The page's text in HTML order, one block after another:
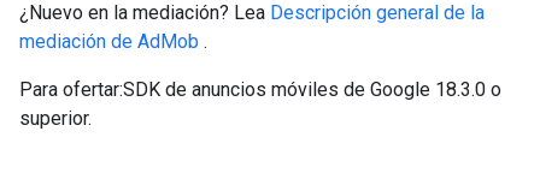
¿Nuevo en la mediación? Lea Descripción general de la
mediación de AdMob .
Para ofertar:SDK de anuncios móviles de Google 18.3.0 o
superior.